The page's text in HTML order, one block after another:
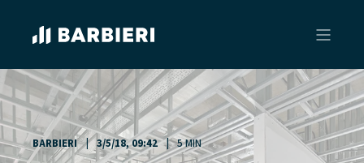
BARBIERI 3/5/18, 09:42 5 MIN